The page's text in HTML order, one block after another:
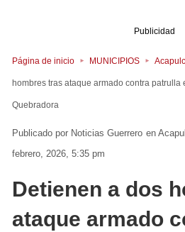
Publicidad
Página de inicio MUNICIPIOS
hombres tras ataque armado contra patrulla
Quebradora
Noticias Guerrero en
febrero, 2026, 5:35 pm
Detienen a dos
ataque armado